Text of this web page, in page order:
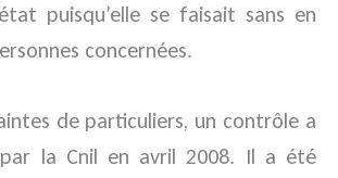
puisqu’elle se faisait sans en
concernées.
de particuliers, un contrôle a
la Cnil en avril 2008. Il a été